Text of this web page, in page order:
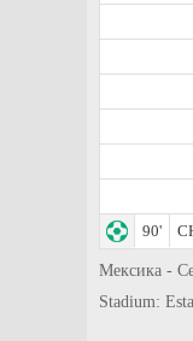
90'
Мексика -
Stadium: